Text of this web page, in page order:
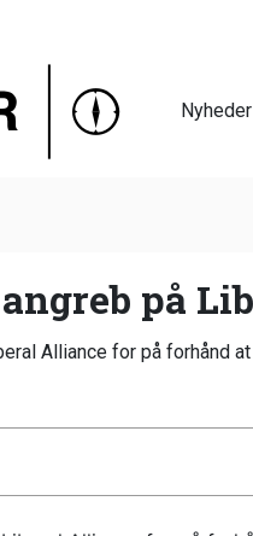
Nyheder
på
Alliance for på forhånd